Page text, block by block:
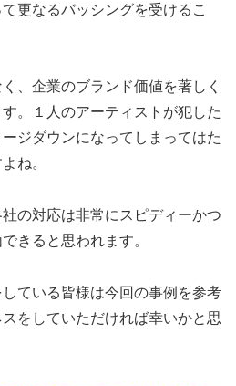
更なるバッシングを受けるこ
、企業のブランド価値を著しく
。１人のアーティストが犯した
ジダウンになってしまってはた
ね。
の対応は非常にスピディーかつ
きると思われます。
ている皆様は今回の事例を参考
をしていただければ幸いかと思